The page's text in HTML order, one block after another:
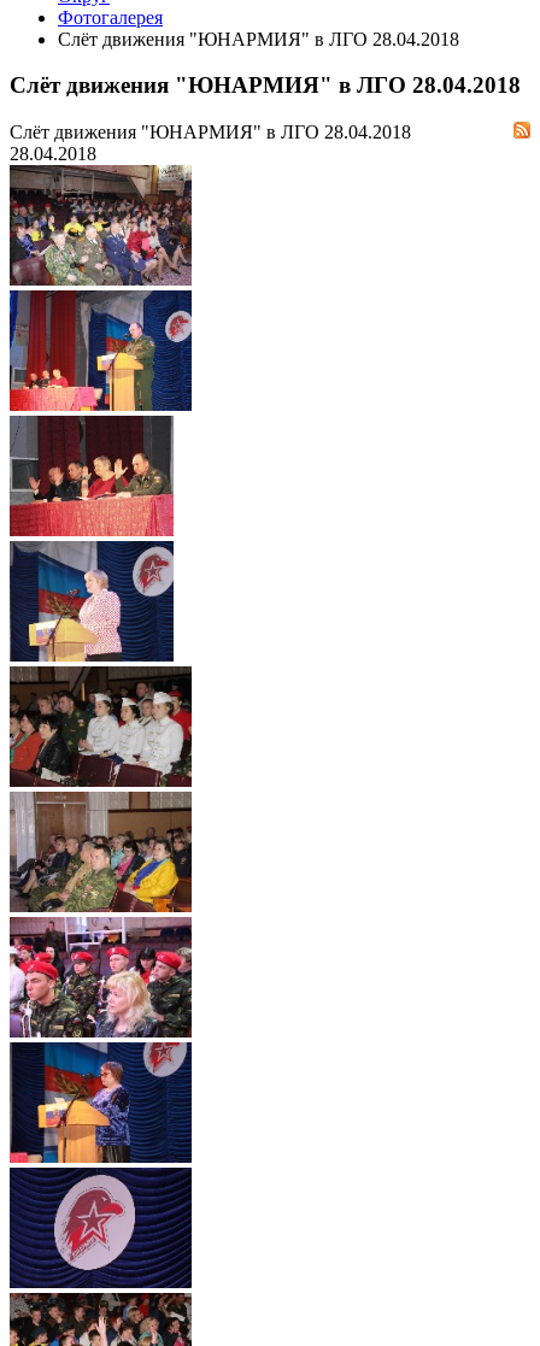
Фотогалерея
Слёт движения "ЮНАРМИЯ" в ЛГО 28.04.2018
Слёт движения "ЮНАРМИЯ" в ЛГО 28.04.2018
Слёт движения "ЮНАРМИЯ" в ЛГО 28.04.2018
28.04.2018